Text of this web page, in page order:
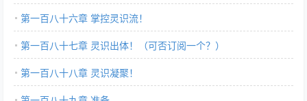
第一百八十六章 掌控灵识流！
第一百八十七章 灵识出体！（可否订阅一个？）
第一百八十八章 灵识凝聚！